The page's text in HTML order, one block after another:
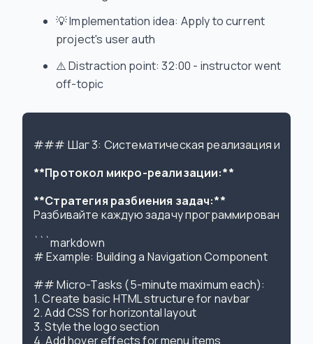
💡 Implementation idea: Apply to current
project's user auth
⚠️ Distraction point: 32:00 - instructor went
off-topic
### Шаг 3: Систематическая реализация и
**Протокол микро-реализации:**
**Стратегия разбиения задач:**
Разбивайте каждую задачу программирования
```markdown
# Example: Building a Navigation Component
## Micro-Tasks (5-minute maximum each):
1. Create basic HTML structure for navbar
2. Add CSS for horizontal layout
3. Style the logo section
4. Add hover effects for menu items